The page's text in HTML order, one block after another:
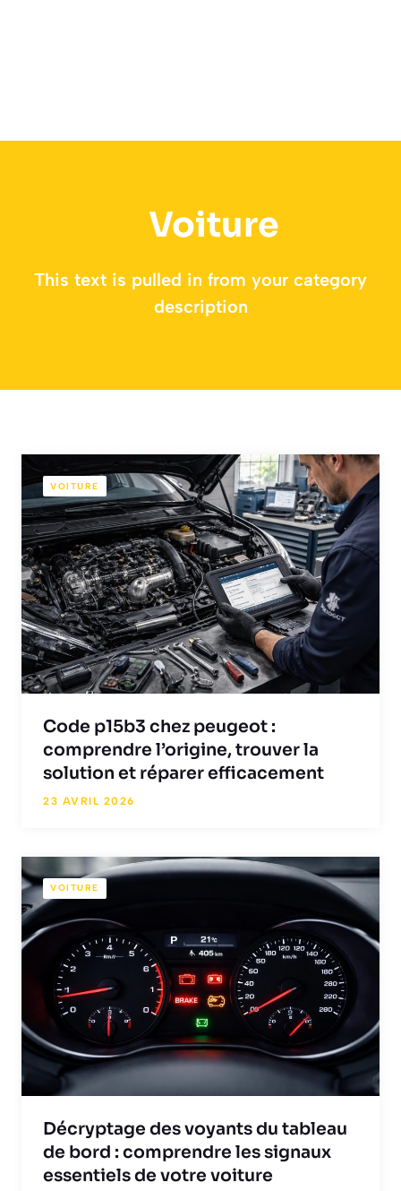
Voiture
This text is pulled in from your category
description
VOITURE
Code p15b3 chez peugeot :
comprendre l’origine, trouver la
solution et réparer efficacement
23 AVRIL 2026
VOITURE
Décryptage des voyants du tableau
de bord : comprendre les signaux
essentiels de votre voiture